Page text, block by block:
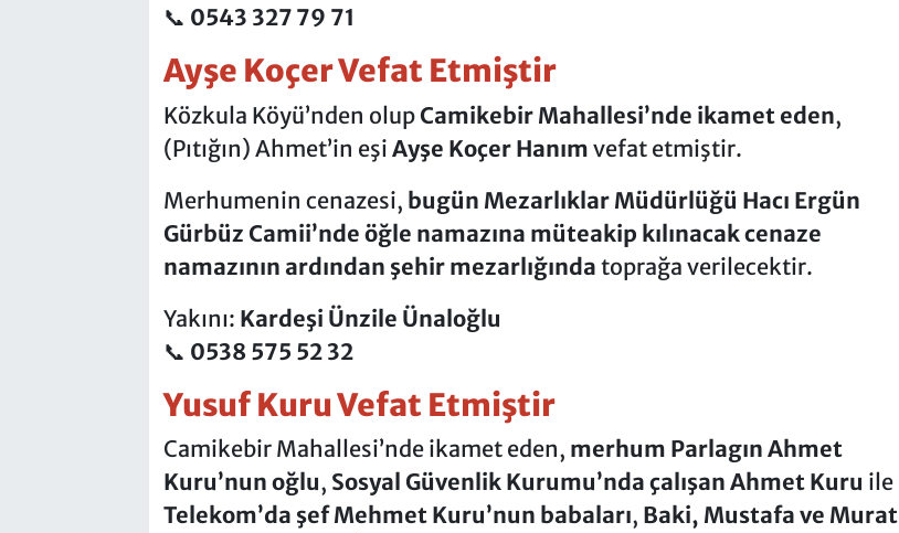
📞 0543 327 79 71
Ayşe Koçer Vefat Etmiştir
Közkula Köyü’nden olup Camikebir Mahallesi’nde ikamet eden,
(Pıtığın) Ahmet’in eşi Ayşe Koçer Hanım vefat etmiştir.
Merhumenin cenazesi, bugün Mezarlıklar Müdürlüğü Hacı Ergün
Gürbüz Camii’nde öğle namazına müteakip kılınacak cenaze
namazının ardından şehir mezarlığında toprağa verilecektir.
Yakını: Kardeşi Ünzile Ünaloğlu
📞 0538 575 52 32
Yusuf Kuru Vefat Etmiştir
Camikebir Mahallesi’nde ikamet eden, merhum Parlagın Ahmet
Kuru’nun oğlu, Sosyal Güvenlik Kurumu’nda çalışan Ahmet Kuru ile
Telekom’da şef Mehmet Kuru’nun babaları, Baki, Mustafa ve Murat